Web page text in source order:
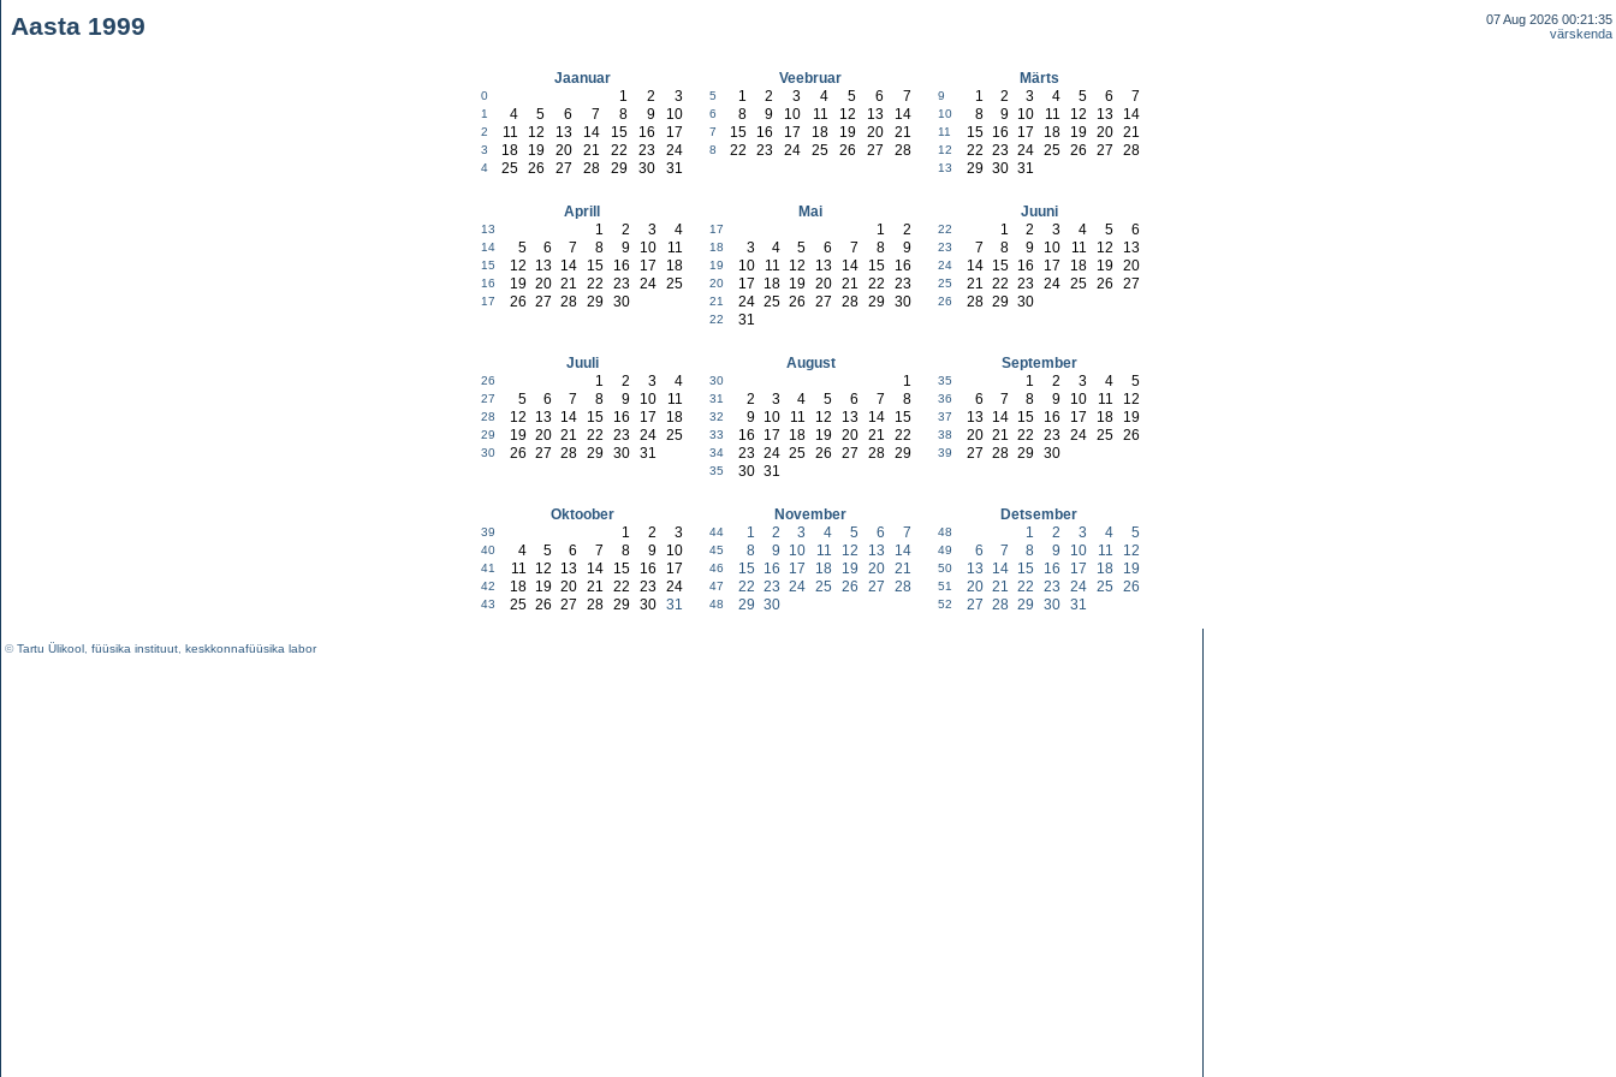
Aasta 1999
07 Aug 2026 00:21:35
värskenda
Jaanuar
0 1 2 3
1 4 5 6 7 8 9 10
2 11 12 13 14 15 16 17
3 18 19 20 21 22 23 24
4 25 26 27 28 29 30 31
Veebruar
5 1 2 3 4 5 6 7
6 8 9 10 11 12 13 14
7 15 16 17 18 19 20 21
8 22 23 24 25 26 27 28
Märts
9 1 2 3 4 5 6 7
10 8 9 10 11 12 13 14
11 15 16 17 18 19 20 21
12 22 23 24 25 26 27 28
13 29 30 31
Aprill
13 1 2 3 4
14 5 6 7 8 9 10 11
15 12 13 14 15 16 17 18
16 19 20 21 22 23 24 25
17 26 27 28 29 30
Mai
17 1 2
18 3 4 5 6 7 8 9
19 10 11 12 13 14 15 16
20 17 18 19 20 21 22 23
21 24 25 26 27 28 29 30
22 31
Juuni
22 1 2 3 4 5 6
23 7 8 9 10 11 12 13
24 14 15 16 17 18 19 20
25 21 22 23 24 25 26 27
26 28 29 30
Juuli
26 1 2 3 4
27 5 6 7 8 9 10 11
28 12 13 14 15 16 17 18
29 19 20 21 22 23 24 25
30 26 27 28 29 30 31
August
30 1
31 2 3 4 5 6 7 8
32 9 10 11 12 13 14 15
33 16 17 18 19 20 21 22
34 23 24 25 26 27 28 29
35 30 31
September
35 1 2 3 4 5
36 6 7 8 9 10 11 12
37 13 14 15 16 17 18 19
38 20 21 22 23 24 25 26
39 27 28 29 30
Oktoober
39 1 2 3
40 4 5 6 7 8 9 10
41 11 12 13 14 15 16 17
42 18 19 20 21 22 23 24
43 25 26 27 28 29 30 31
November
44 1 2 3 4 5 6 7
45 8 9 10 11 12 13 14
46 15 16 17 18 19 20 21
47 22 23 24 25 26 27 28
48 29 30
Detsember
48 1 2 3 4 5
49 6 7 8 9 10 11 12
50 13 14 15 16 17 18 19
51 20 21 22 23 24 25 26
52 27 28 29 30 31
©Tartu Ülikool füüsika instituut keskkonnafüüsika labor